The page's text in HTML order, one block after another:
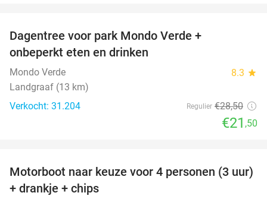
Dagentree voor park Mondo Verde +
onbeperkt eten en drinken
Mondo Verde 8.3 star
Landgraaf (13 km)
Verkocht: 31.204
Regulier €28,50
€21 ,50
31%
Motorboot naar keuze voor 4 personen (3 uur)
+ drankje + chips